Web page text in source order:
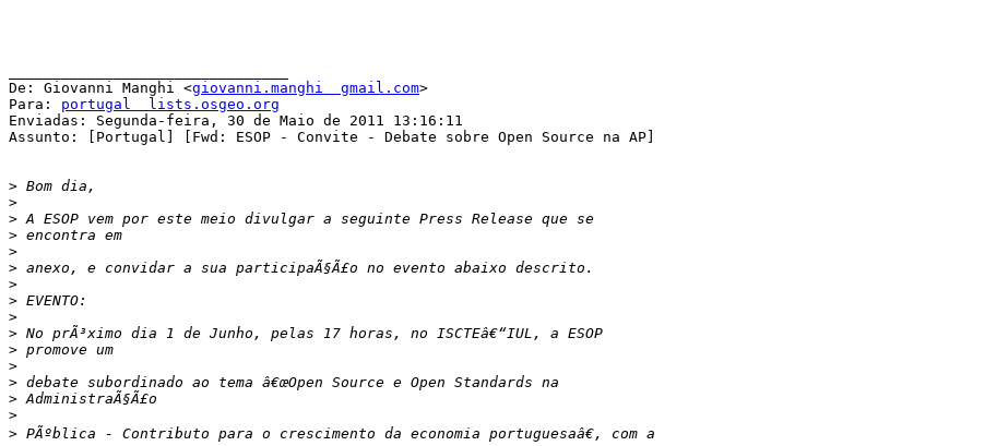
De: Giovanni Manghi <giovanni.manghi  gmail.com>
Para: portugal  lists.osgeo.org
Enviadas: Segunda-feira, 30 de Maio de 2011 13:16:11
Assunto: [Portugal] [Fwd: ESOP - Convite - Debate sobre Open Source na AP]
>
>
>
>
>
>
>
>
>
>
>
>
>
>
>
>